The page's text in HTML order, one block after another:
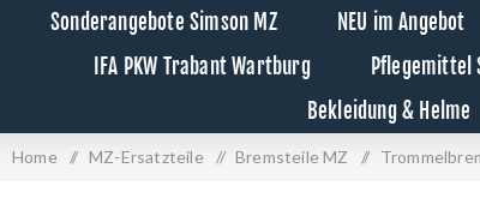
Sonderangebote Simson MZ NEU im Angebot
IFA PKW Trabant Wartburg
Pflegemittel
Bekleidung & Helme
Home / MZ-Ersatzteile / Bremsteile MZ /